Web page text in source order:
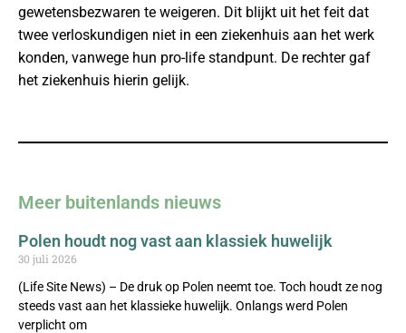
gewetensbezwaren te weigeren. Dit blijkt uit het feit dat
twee verloskundigen niet in een ziekenhuis aan het werk
konden, vanwege hun pro-life standpunt. De rechter gaf
het ziekenhuis hierin gelijk.
Meer buitenlands nieuws
Polen houdt nog vast aan klassiek huwelijk
30 juli 2026
(Life Site News) – De druk op Polen neemt toe. Toch houdt ze nog
steeds vast aan het klassieke huwelijk. Onlangs werd Polen
verplicht om